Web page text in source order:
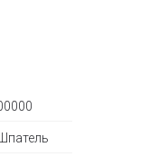
Шпатель